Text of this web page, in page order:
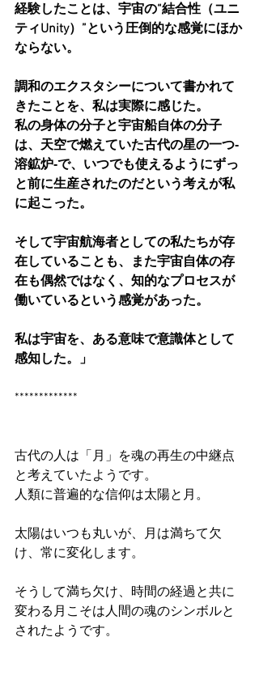
経験したことは、宇宙の“結合性（ユニ
ティUnity）”という圧倒的な感覚にほか
ならない。
調和のエクスタシーについて書かれて
きたことを、私は実際に感じた。
私の身体の分子と宇宙船自体の分子
は、天空で燃えていた古代の星の一つ‐
溶鉱炉‐で、いつでも使えるようにずっ
と前に生産されたのだという考えが私
に起こった。
そして宇宙航海者としての私たちが存
在していることも、また宇宙自体の存
在も偶然ではなく、知的なプロセスが
働いているという感覚があった。
私は宇宙を、ある意味で意識体として
感知した。」
*************
古代の人は「月」を魂の再生の中継点
と考えていたようです。
人類に普遍的な信仰は太陽と月。
太陽はいつも丸いが、月は満ちて欠
け、常に変化します。
そうして満ち欠け、時間の経過と共に
変わる月こそは人間の魂のシンボルと
されたようです。